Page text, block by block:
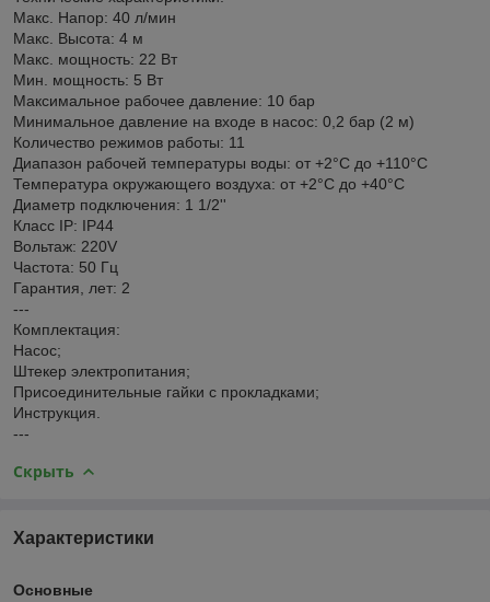
Макс. Напор: 40 л/мин
Макс. Высота: 4 м
Макс. мощность: 22 Вт
Мин. мощность: 5 Вт
Максимальное рабочее давление: 10 бар
Минимальное давление на входе в насос: 0,2 бар (2 м)
Количество режимов работы: 11
Диапазон рабочей температуры воды: от +2°С до +110°С
Температура окружающего воздуха: от +2°С до +40°С
Диаметр подключения: 1 1/2''
Класс IP: IP44
Вольтаж: 220V
Частота: 50 Гц
Гарантия, лет: 2
---
Комплектация:
Насос;
Штекер электропитания;
Присоединительные гайки с прокладками;
Инструкция.
---
Скрыть
Характеристики
Основные